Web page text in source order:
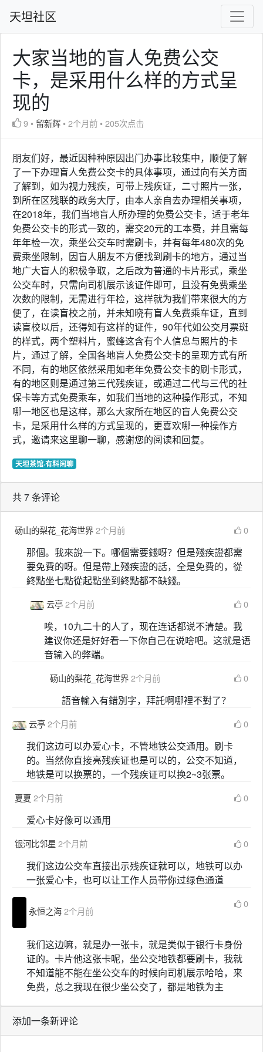
天坦社区
大家当地的盲人免费公交
卡，是采用什么样的方式呈
现的
9 • 留新辉 •2个月前 •205次点击
朋友们好，最近因种种原因出门办事比较集中，顺便了解
了一下办理盲人免费公交卡的具体事项，通过向有关方面
了解到，如为视力残疾，可带上残疾证，二寸照片一张，
到所在区残联的政务大厅，由本人亲自去办理相关事项，
在2018年，我们当地盲人所办理的免费公交卡，适于老年
免费公交卡的形式一致的，需交20元的工本费，并且需每
年年检一次，乘坐公交车时需刷卡，并有每年480次的免
费乘坐限制，因盲人朋友不方便找到刷卡的地方，通过当
地广大盲人的积极争取，之后改为普通的卡片形式，乘坐
公交车时，只需向司机展示该证件即可，且没有免费乘坐
次数的限制，无需进行年检，这样就为我们带来很大的方
便了，在读盲校之前，并未知晓有盲人免费乘车证，直到
读盲校以后，还得知有这样的证件，90年代如公交月票斑
的样式，两个塑料片，蜜蜂这含有个人信息与照片的卡
片，通过了解，全国各地盲人免费公交卡的呈现方式有所
不同，有的地区依然采用如老年免费公交卡的刷卡形式，
有的地区则是通过第三代残疾证，或通过二代与三代的社
保卡等方式免费乘车，如我们当地的这种操作形式，不知
哪一地区也是这样，那么大家所在地区的盲人免费公交
卡，是采用什么样的方式呈现的，更喜欢哪一种操作方
式，邀请来这里聊一聊，感谢您的阅读和回复。
天坦茶馆·有料闲聊
共 7 条评论
砀山的梨花_花海世界2个月前 0
那個。我來說一下。哪個需要錢呀？但是殘疾證都需
要免費的呀。但是帶上殘疾證的話，全是免費的，從
終點坐七點從起點坐到終點都不缺錢。
云亭2个月前 0
唉，10九二十的人了，现在连话都说不清楚。我
建议你还是好好看一下你自己在说啥吧。这就是语
音输入的弊端。
砀山的梨花_花海世界2个月前 0
語音輸入有錯別字，拜託啊哪裡不對了？
云亭2个月前 0
我们这边可以办爱心卡，不管地铁公交通用。刷卡
的。当然你直接亮残疾证也是可以的，公交不知道，
地铁是可以换票的，一个残疾证可以换2~3张票。
夏夏2个月前 0
爱心卡好像可以通用
银河比邻星 2个月前 0
我们这边公交车直接出示残疾证就可以，地铁可以办
一张爱心卡，也可以让工作人员带你过绿色通道
永恒之海2个月前
0
我们这边嘛，就是办一张卡，就是类似于银行卡身份
证的。卡片他这张卡呢，坐公交地铁都要刷卡，我就
不知道能不能在坐公交车的时候向司机展示哈哈，来
免费，总之我现在很少坐公交了，都是地铁为主
添加一条新评论